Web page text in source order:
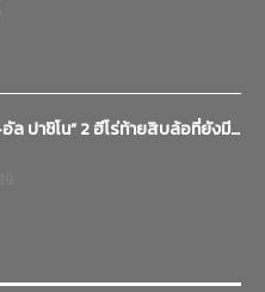
-อัล ปาชิโน” 2 ฮีโร่ท้ายสิบล้อที่ยังมี…